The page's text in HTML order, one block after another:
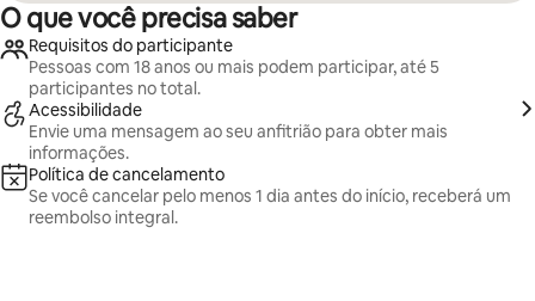
O que você precisa saber
Requisitos do participante
Pessoas com 18 anos ou mais podem participar, até 5
participantes no total.
Acessibilidade
Envie uma mensagem ao seu anfitrião para obter mais
informações.
Política de cancelamento
Se você cancelar pelo menos 1 dia antes do início, receberá um
reembolso integral.